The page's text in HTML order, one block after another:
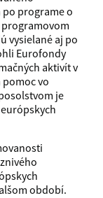
programe o
vysielané aj po
Eurofondy
aktivít v
vo
je
období.